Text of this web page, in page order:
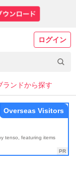
ログイン
ランドから探す
tenso, featuring items
Overseas Visitors